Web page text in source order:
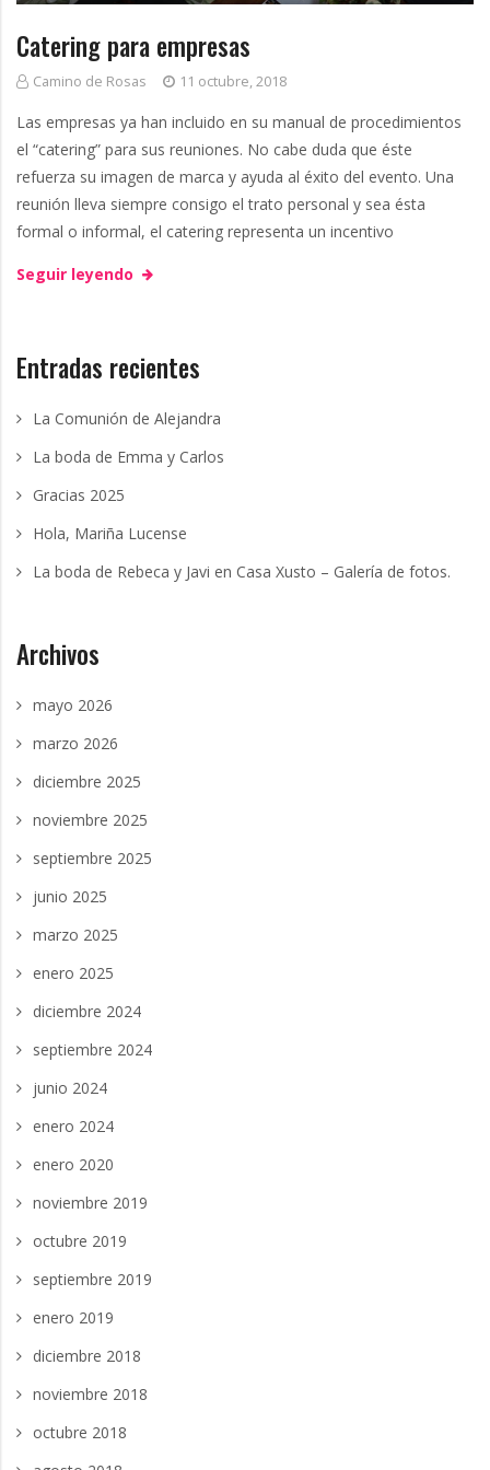
g
n
g
e
m
p
a
Catering para empresas
Camino de Rosas 11 octubre, 2018
Las empresas ya han incluido en su manual de procedimientos
el “catering” para sus reuniones. No cabe duda que éste
refuerza su imagen de marca y ayuda al éxito del evento. Una
reunión lleva siempre consigo el trato personal y sea ésta
formal o informal, el catering representa un incentivo
Seguir leyendo
Entradas recientes
La Comunión de Alejandra
La boda de Emma y Carlos
Gracias 2025
Hola, Mariña Lucense
La boda de Rebeca y Javi en Casa Xusto – Galería de fotos.
Archivos
mayo 2026
marzo 2026
diciembre 2025
noviembre 2025
septiembre 2025
junio 2025
marzo 2025
enero 2025
diciembre 2024
septiembre 2024
junio 2024
enero 2024
enero 2020
noviembre 2019
octubre 2019
septiembre 2019
enero 2019
diciembre 2018
noviembre 2018
octubre 2018